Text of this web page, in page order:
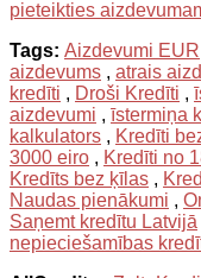
pieteikties
Tags: Aizdevumi EUR
aizdevums , atrais
kredīti , Droši Kredīti ,
aizdevumi , īstermiņa
kalkulators , Kredīti
3000 eiro , Kredīti no
Kredīts bez ķīlas ,
Naudas pienākumi ,
Saņemt kredītu Latvijā
nepieciešamības